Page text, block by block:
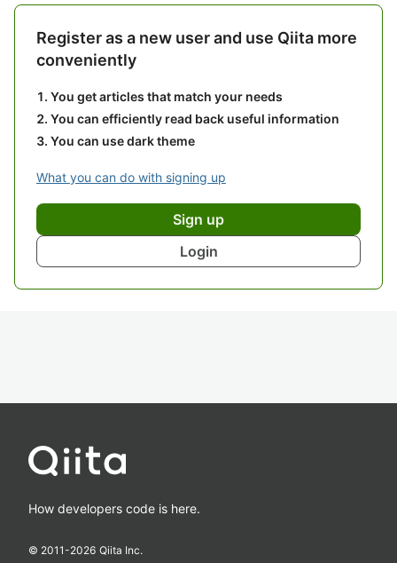
Register as a new user and use Qiita more
conveniently
You get articles that match your needs
You can efficiently read back useful information
You can use dark theme
What you can do with signing up
Sign up
Login
How developers code is here.
© 2011-2026 Qiita Inc.